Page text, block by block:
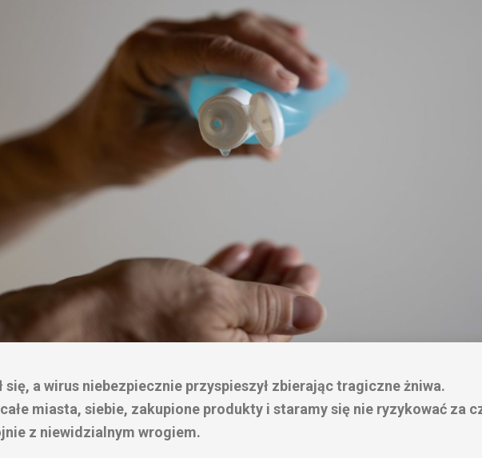
się, a wirus niebezpiecznie przyspieszył zbierając tragiczne żniwa.
miasta, siebie, zakupione produkty i staramy się nie ryzykować za
z niewidzialnym wrogiem.